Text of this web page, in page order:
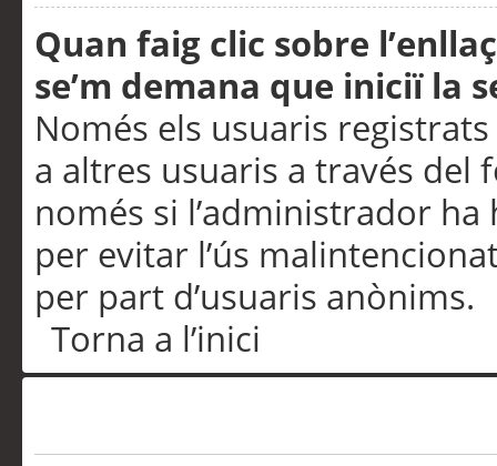
Quan faig clic sobre
se’m demana que iniciï la
Només els usuaris
a altres usuaris a través
només si l’administrador
per evitar l’ús
per part d’usuaris anònims.
Torna a l’inici